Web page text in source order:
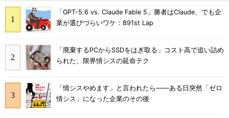
「GPT-5.6 vs. Claude Fable 5」勝者はClaude、でも企
業が選びづらいワケ：891st Lap
「廃棄するPCからSSDをはぎ取る」コスト高で追い詰め
られた、限界情シスの延命テク
「情シスやめます」と言われたら――ある日突然「ゼロ
情シス」になった企業のその後